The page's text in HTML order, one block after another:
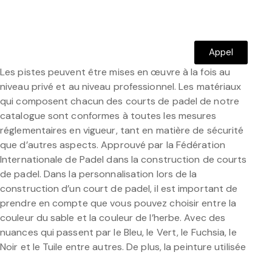
Appel
Les pistes peuvent être mises en œuvre à la fois au
niveau privé et au niveau professionnel. Les matériaux
qui composent chacun des courts de padel de notre
catalogue sont conformes à toutes les mesures
réglementaires en vigueur, tant en matière de sécurité
que d’autres aspects. Approuvé par la Fédération
Internationale de Padel dans la construction de courts
de padel. Dans la personnalisation lors de la
construction d’un court de padel, il est important de
prendre en compte que vous pouvez choisir entre la
couleur du sable et la couleur de l’herbe. Avec des
nuances qui passent par le Bleu, le Vert, le Fuchsia, le
Noir et le Tuile entre autres. De plus, la peinture utilisée